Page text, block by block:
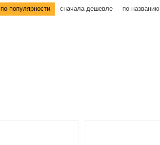
по популярности сначала дешевле по названию